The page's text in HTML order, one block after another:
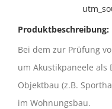
Produktbeschreibung:
Bei dem zur Prüfung
um Akustikpaneele als
Objektbau (z.B.
im Wohnungsbau.